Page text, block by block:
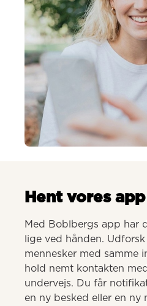
Hent vores app
Med Boblbergs app har
lige ved hånden.
mennesker med samme
hold nemt kontakten
undervejs. Du får
en ny besked eller en ny